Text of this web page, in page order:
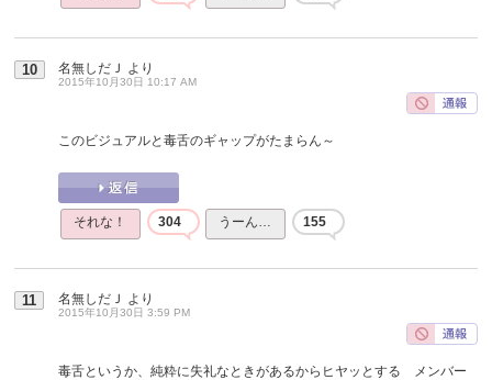
10 名無しだＪ より
2015年10月30日 10:17 AM
このビジュアルと毒舌のギャップがたまらん～
それな！ 304 うーん… 155
11 名無しだＪ より
2015年10月30日 3:59 PM
毒舌というか、純粋に失礼なときがあるからヒヤッとする メンバー